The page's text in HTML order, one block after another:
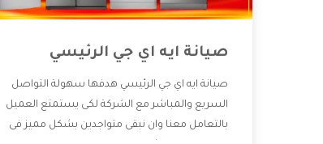
صيانة ايه اي جي الرئيسي
صيانة ايه اي جي الرئيسي هدفها سهولة التواصل
السريع والمباشر مع الشركة لكى يستمتع العميل
بالتعامل معنا وان نبقى متواجدين بشكل مميز فى